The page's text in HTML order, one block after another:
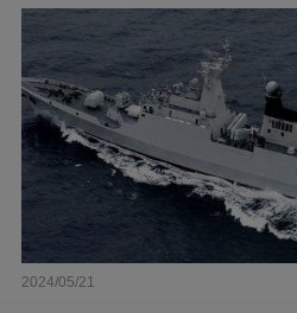
2024/05/21